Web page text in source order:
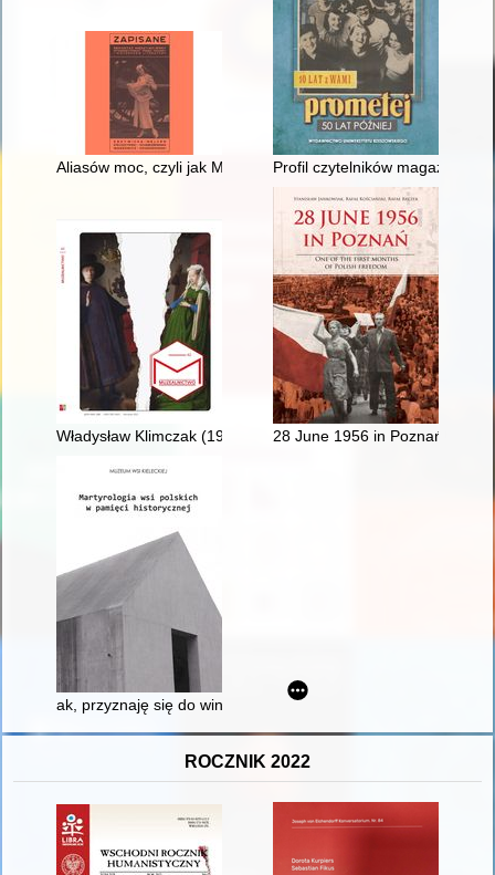
Aliasów moc, czyli jak Melchior pisarz krzepił Wańkowicza
Profil czytelników magazynu
Władysław Klimczak (1923-2021), czyli Upór w dążeniu do
28 June 1956 in Poznań : one
ak, przyznaję się do winy" : zabójstwo we wsi Rogów 1 lutego
ROCZNIK 2022